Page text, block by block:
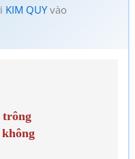
KIM QUYvào
trông